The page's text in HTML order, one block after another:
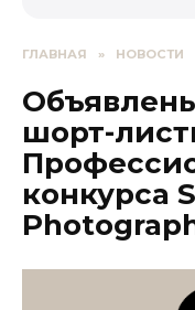
ГЛАВНАЯ » НОВОСТИ
шорт-
конкурса